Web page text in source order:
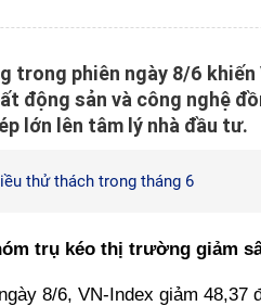
trong phiên ngày 8/6
động sản và công nghệ
lớn lên tâm lý nhà đầu tư.
thử thách trong tháng 6
trụ kéo thị trường giảm
8/6, VN-Index giảm